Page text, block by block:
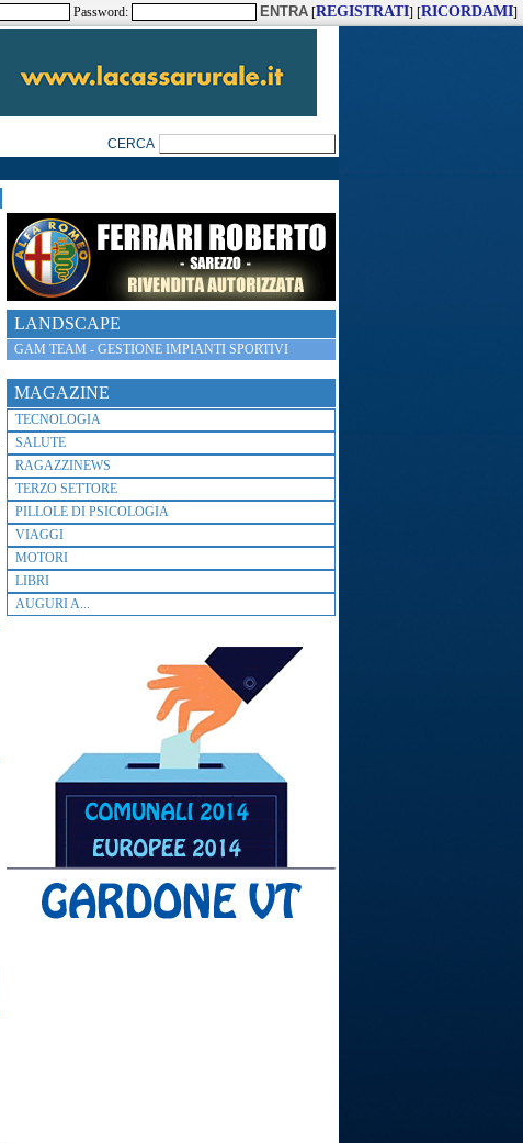
Password: [REGISTRATI] [RICORDAMI]
LANDSCAPE
GAM TEAM - GESTIONE IMPIANTI SPORTIVI
MAGAZINE
TECNOLOGIA
SALUTE
RAGAZZINEWS
TERZO SETTORE
PILLOLE DI PSICOLOGIA
VIAGGI
MOTORI
LIBRI
AUGURI A...